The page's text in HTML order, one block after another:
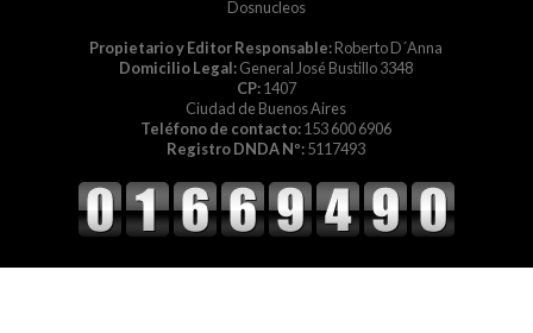
Dosnucleos
Propietario y Editor Responsable:Roberto D´Anna
Domicilio Legal:General José Bustillo 3348
CP:1407
Ciudad de Buenos Aires
Teléfono de contacto:153 600 6906
Registro DNDA Nº:5117493